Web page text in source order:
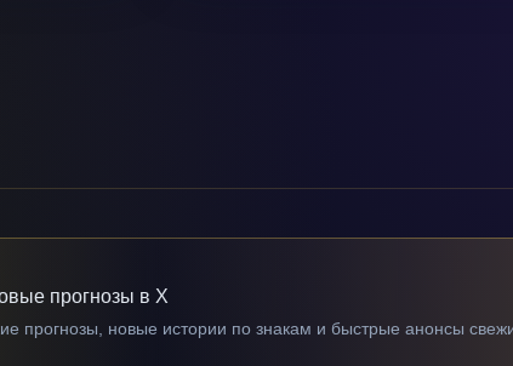
прогнозы в X
прогнозы, новые истории по знакам и быстрые анонсы